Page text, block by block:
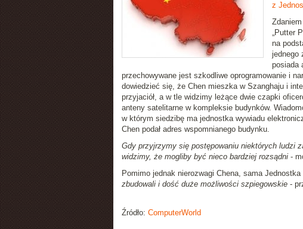
z
„Putter
na
jednego
posiada
przechowywane jest szkodliwe oprogramowanie i
dowiedzieć się, że Chen mieszka w Szanghaju i
przyjaciół, a w tle widzimy leżące dwie czapki
anteny satelitarne w kompleksie budynków.
w którym siedzibę ma jednostka wywiadu
Chen podał adres wspomnianego budynku.
Gdy przyjrzymy się postępowaniu niektórych ludzi
widzimy, że mogliby być nieco bardziej rozsądni-
Pomimo jednak nierozwagi Chena, sama
zbudowali i dość duże możliwości szpiegowskie-
Źródło: ComputerWorld